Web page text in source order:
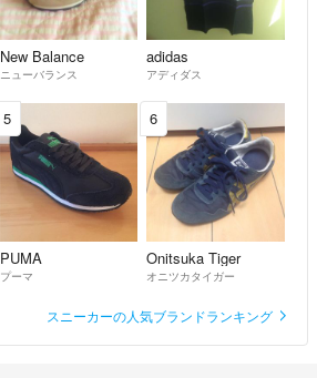
New Balance
ニューバランス
adidas
アディダス
5
PUMA
プーマ
6
Onitsuka Tiger
オニツカタイガー
スニーカーの人気ブランドランキング